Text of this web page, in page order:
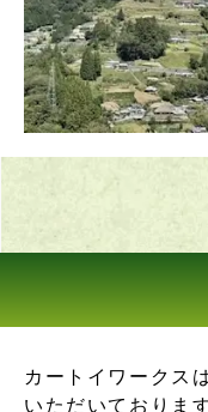
カートイワークス
いただいております